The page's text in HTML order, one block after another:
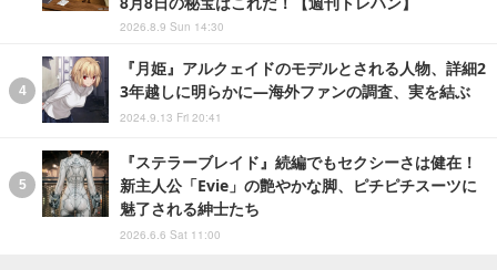
2026.8.9 Sun 14:30
『月姫』アルクェイドのモデルとされる人物、詳細2
3年越しに明らかに―海外ファンの調査、実を結ぶ
2024.9.13 Fri 20:41
『ステラーブレイド』続編でもセクシーさは健在！
新主人公「Evie」の艶やかな脚、ピチピチスーツに
魅了される紳士たち
2026.6.6 Sat 11:00